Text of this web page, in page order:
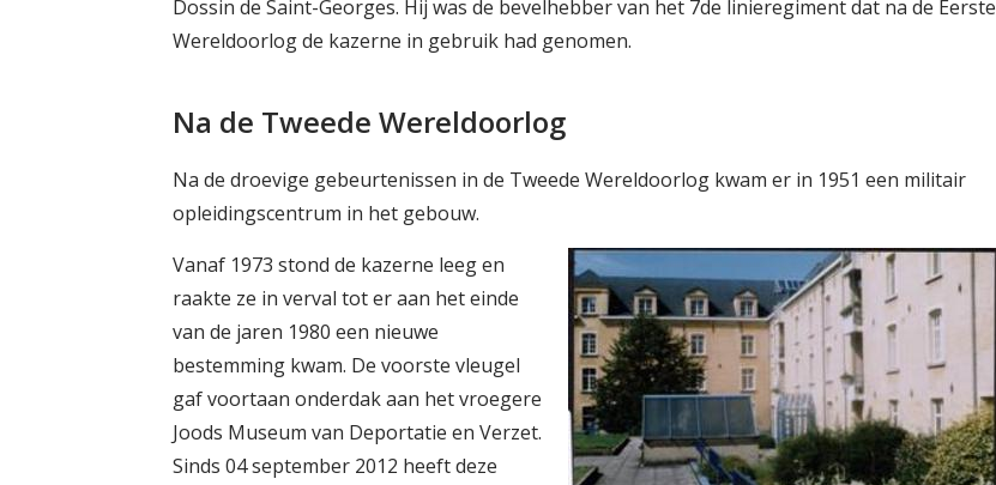
Dossin de Saint-Georges. Hij was de bevelhebber van het 7de linieregiment dat na de Eerste
Wereldoorlog de kazerne in gebruik had genomen.
Na de Tweede Wereldoorlog
Na de droevige gebeurtenissen in de Tweede Wereldoorlog kwam er in 1951 een militair
opleidingscentrum in het gebouw.
Vanaf 1973 stond de kazerne leeg en
raakte ze in verval tot er aan het einde
van de jaren 1980 een nieuwe
bestemming kwam. De voorste vleugel
gaf voortaan onderdak aan het vroegere
Joods Museum van Deportatie en Verzet.
Sinds 04 september 2012 heeft deze